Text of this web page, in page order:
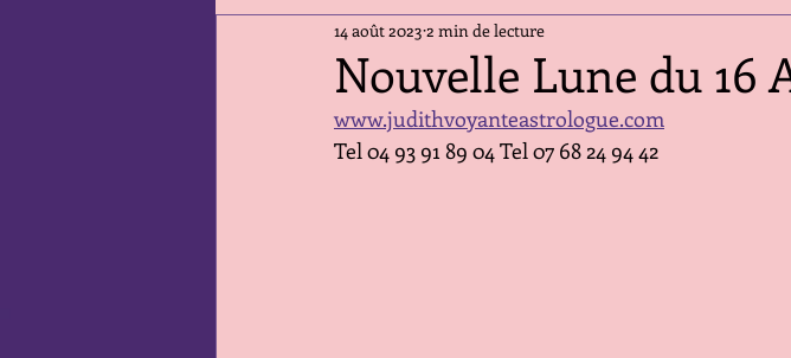
Nouvelle Lune du 16
14 août 2023 2 min de lecture
www.judithvoyanteastrologue.com
Tel 04 93 91 89 04 Tel 07 68 24 94 42